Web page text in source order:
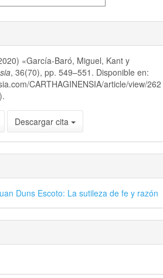
«García-Baró, Miguel, Kant y
, 36(70), pp. 549–551. Disponible en:
CARTHAGINENSIA/article/view/262
Descargar cita
Duns Escoto: La sutileza de fe y razón